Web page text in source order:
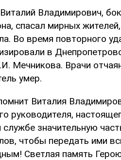
Владимирович,
спасал мирных
Во время повторного
в
Мечникова. Врачи
умер.
Виталия
руководителя,
значительную
чтобы передать ими
Светлая память